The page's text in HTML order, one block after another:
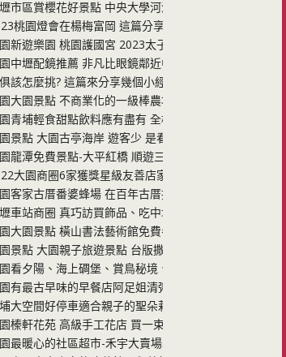
市區賞櫻花好景點 中央大學河津櫻 就在中大湖畔 花期
桃園燈會在楊梅富岡 這篇分享燈會的路線以及必看燈
新遊樂園 桃園護國宮 2023太子遊樂園 大年初一到初
中壢配鏡推薦 非凡比眼鏡鄰近中原大學 專業驗光而
該怎麼挑? 這篇來分享幾個小經驗! 桃園蘆竹千坪一站
大園景點 不商業化的一級棒農場 小朋友來農場挖地
青埔輕食甜點飲料應有盡有 全桃園最有特色的百貨公
景點 大園古亭海岸 遊客少 是看海上碉堡、看日落，看
龍潭免費景點-大平紅橋 順遊三坑自然生態公園、三坑
大園商圈6家獲獎星級友善店家名單整理-桃園市星級
客家古厝番婆蜂場 在百年古厝採蜂蜜吃蜂巢pizza
車站商圈 真巧訪買飾品、吃中壢有名的冰品天下奇冰
大園景點 橫山書法藝術館免費參觀大園尖山遺址(大園
景點 大園親子旅遊景點 台版撒哈拉沙漠:草漯沙丘、
看夕陽、海上碉堡、賞鳥秘境、 求子靈驗的廟宇 原
有最古早味的早餐店阿足姐清粥小菜以及讓你搖身一
大空間好停車適合親子的聖朵莉烘焙複合式餐廳以及
榛軒花苑 高級手工花店 買一束花可以放2年以上 畢業
最暖心的社區超市-禾宇大賣場以及購買寢具與結婚必